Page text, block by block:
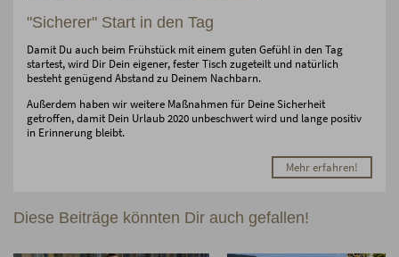
"Sicherer" Start in den Tag
Damit Du auch beim Frühstück mit einem guten Gefühl in den Tag
startest, wird Dir Dein eigener, fester Tisch zugeteilt und natürlich
besteht genügend Abstand zu Deinem Nachbarn.
Außerdem haben wir weitere Maßnahmen für Deine Sicherheit
getroffen, damit Dein Urlaub 2020 unbeschwert wird und lange positiv
in Erinnerung bleibt.
Mehr erfahren!
Diese Beiträge könnten Dir auch gefallen!